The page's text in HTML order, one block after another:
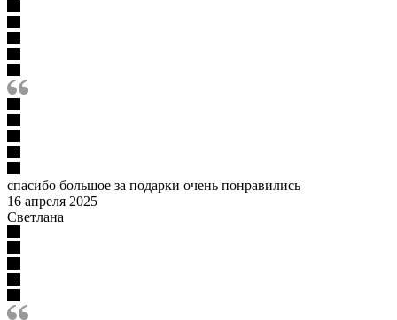
спасибо большое за подарки очень понравились
16 апреля 2025
Светлана